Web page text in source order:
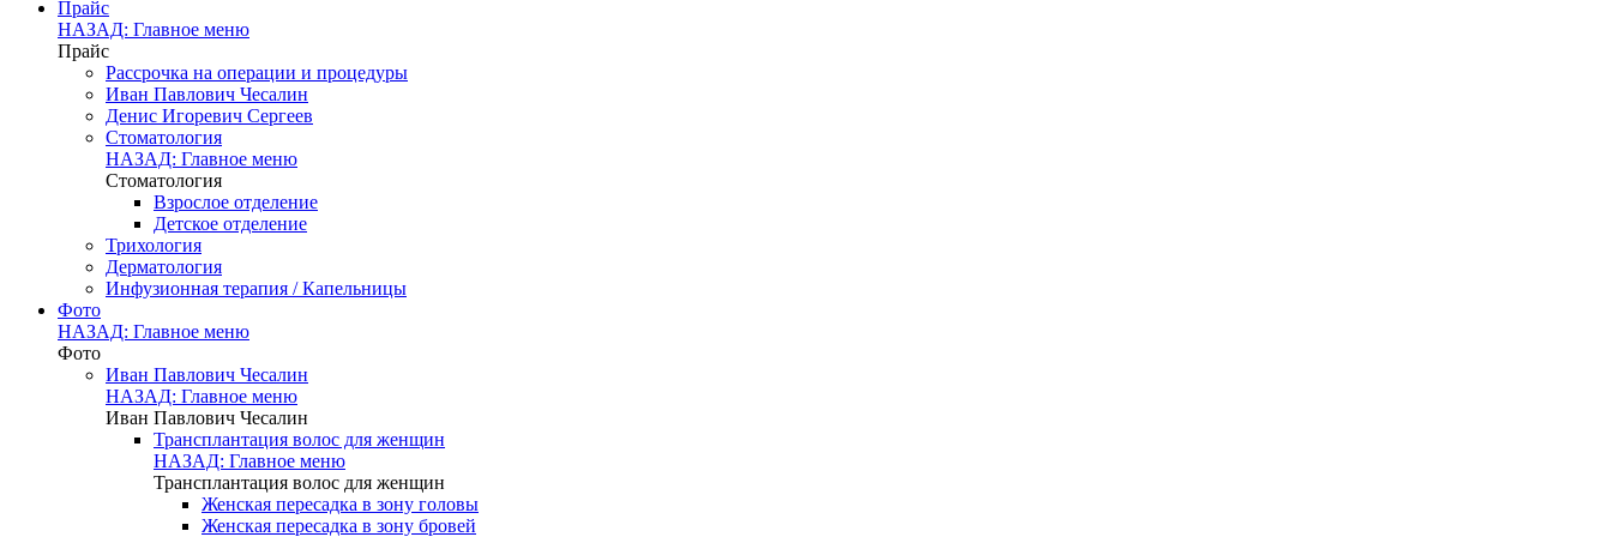
Прайс
НАЗАД: Главное меню
Прайс
Рассрочка на операции и процедуры
Иван Павлович Чесалин
Денис Игоревич Сергеев
Стоматология
НАЗАД: Главное меню
Стоматология
Взрослое отделение
Детское отделение
Трихология
Дерматология
Инфузионная терапия / Капельницы
Фото
НАЗАД: Главное меню
Фото
Иван Павлович Чесалин
НАЗАД: Главное меню
Иван Павлович Чесалин
Трансплантация волос для женщин
НАЗАД: Главное меню
Трансплантация волос для женщин
Женская пересадка в зону головы
Женская пересадка в зону бровей